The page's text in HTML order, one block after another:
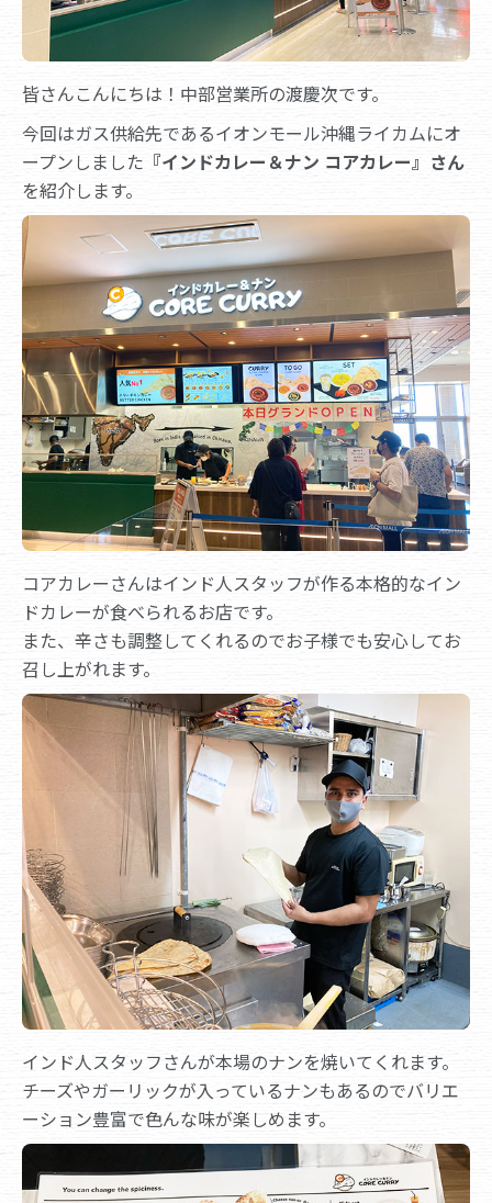
皆さんこんにちは！中部営業所の渡慶次です。
今回はガス供給先であるイオンモール沖縄ライカムにオ
ープンしました 『インドカレー＆ナン コアカレー』さん
を紹介します。
コアカレーさんはインド人スタッフが作る本格的なイン
ドカレーが食べられるお店です。
また、辛さも調整してくれるのでお子様でも安心してお
召し上がれます。
インド人スタッフさんが本場のナンを焼いてくれます。
チーズやガーリックが入っているナンもあるのでバリエ
ーション豊富で色んな味が楽しめます。